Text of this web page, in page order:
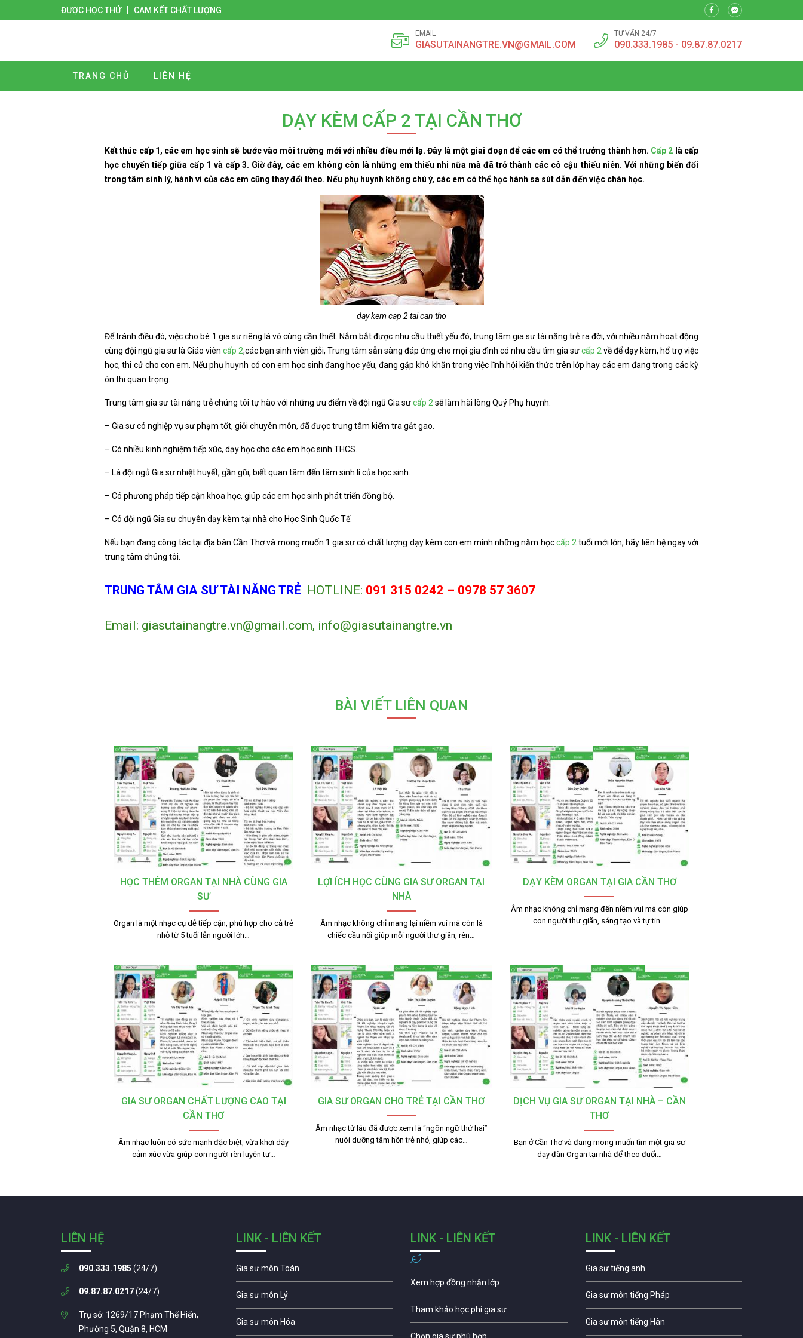
ĐƯỢC HỌC THỬ CAM KẾT CHẤT LƯỢNG
EMAIL
GIASUTAINANGTRE.VN@GMAIL.COM
TƯ VẤN 24/7
090.333.1985 - 09.87.87.0217
TRANG CHỦ LIÊN HỆ
DẠY KÈM CẤP 2 TẠI CẦN THƠ
Kết thúc cấp 1, các em học sinh sẽ bước vào môi trường mới với nhiều điều mới lạ. Đây là một giai đoạn để các em có thể trưởng thành hơn. Cấp 2 là cấp
học chuyển tiếp giữa cấp 1 và cấp 3. Giờ đây, các em không còn là những em thiếu nhi nữa mà đã trở thành các cô cậu thiếu niên. Với những biến đổi
trong tâm sinh lý, hành vi của các em cũng thay đổi theo. Nếu phụ huynh không chú ý, các em có thể học hành sa sút dẫn đến việc chán học.
day kem cap 2 tai can tho
Để tránh điều đó, việc cho bé 1 gia sư riêng là vô cùng cần thiết. Nắm bắt được nhu cầu thiết yếu đó, trung tâm gia sư tài năng trẻ ra đời, với nhiều năm hoạt động
cùng đội ngũ gia sư là Giáo viên cấp 2,các bạn sinh viên giỏi, Trung tâm sẵn sàng đáp ứng cho mọi gia đình có nhu cầu tìm gia sưcấp 2 về để dạy kèm, hổ trợ việc
học, thi cử cho con em. Nếu phụ huynh có con em học sinh đang học yếu, đang gặp khó khăn trong việc lĩnh hội kiến thức trên lớp hay các em đang trong các kỳ
ôn thi quan trọng…
Trung tâm gia sư tài năng trẻ chúng tôi tự hào với những ưu điểm về đội ngũ Gia sưcấp 2 sẽ làm hài lòng Quý Phụ huynh:
– Gia sư có nghiệp vụ sư phạm tốt, giỏi chuyên môn, đã được trung tâm kiểm tra gắt gao.
– Có nhiều kinh nghiệm tiếp xúc, dạy học cho các em học sinh THCS.
– Là đội ngủ Gia sư nhiệt huyết, gần gũi, biết quan tâm đến tâm sinh lí của học sinh.
– Có phương pháp tiếp cận khoa học, giúp các em học sinh phát triển đồng bộ.
– Có đội ngũ Gia sư chuyên dạy kèm tại nhà cho Học Sinh Quốc Tế.
Nếu bạn đang công tác tại địa bàn Cần Thơ và mong muốn 1 gia sư có chất lượng dạy kèm con em mình những năm họccấp 2 tuổi mới lớn, hãy liên hệ ngay với
trung tâm chúng tôi.
TRUNG TÂM GIA SƯ TÀI NĂNG TRẺ HOTLINE: 091 315 0242 – 0978 57 3607
Email: giasutainangtre.vn@gmail.com, info@giasutainangtre.vn
BÀI VIẾT LIÊN QUAN
HỌC THÊM ORGAN TẠI NHÀ CÙNG GIA
SƯ
Organ là một nhạc cụ dễ tiếp cận, phù hợp cho cả trẻ
nhỏ từ 5 tuổi lẫn người lớn…
LỢI ÍCH HỌC CÙNG GIA SƯ ORGAN TẠI
NHÀ
Âm nhạc không chỉ mang lại niềm vui mà còn là
chiếc cầu nối giúp mỗi người thư giãn, rèn…
DẠY KÈM ORGAN TẠI GIA CẦN THƠ
Âm nhạc không chỉ mang đến niềm vui mà còn giúp
con người thư giãn, sáng tạo và tự tin…
GIA SƯ ORGAN CHẤT LƯỢNG CAO TẠI
CẦN THƠ
Âm nhạc luôn có sức mạnh đặc biệt, vừa khơi dậy
cảm xúc vừa giúp con người rèn luyện tư…
GIA SƯ ORGAN CHO TRẺ TẠI CẦN THƠ
Âm nhạc từ lâu đã được xem là “ngôn ngữ thứ hai”
nuôi dưỡng tâm hồn trẻ nhỏ, giúp các…
DỊCH VỤ GIA SƯ ORGAN TẠI NHÀ – CẦN
THƠ
Bạn ở Cần Thơ và đang mong muốn tìm một gia sư
dạy đàn Organ tại nhà để theo đuổi…
LIÊN HỆ
090.333.1985 (24/7)
09.87.87.0217(24/7)
Trụ sở: 1269/17 Phạm Thế Hiển,
Phường 5, Quận 8, HCM
LINK - LIÊN KẾT
Gia sư môn Toán
Gia sư môn Lý
Gia sư môn Hóa
LINK - LIÊN KẾT
Xem hợp đồng nhận lớp
Tham khảo học phí gia sư
LINK - LIÊN KẾT
Gia sư tiếng anh
Gia sư môn tiếng Pháp
Gia sư môn tiếng Hàn